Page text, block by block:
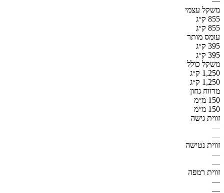
משקל עצמי
855 ק״ג
855 ק״ג
עומס מותר
395 ק״ג
395 ק״ג
משקל כולל
1,250 ק״ג
1,250 ק״ג
מרווח גחון
150 מ״מ
150 מ״מ
זווית גישה
—
—
זווית נטישה
—
—
זווית רמפה
—
—